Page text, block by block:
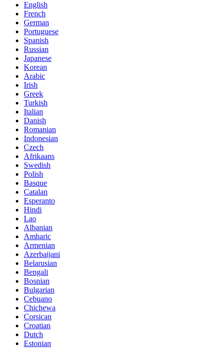
English
French
German
Portuguese
Spanish
Russian
Japanese
Korean
Arabic
Irish
Greek
Turkish
Italian
Danish
Romanian
Indonesian
Czech
Afrikaans
Swedish
Polish
Basque
Catalan
Esperanto
Hindi
Lao
Albanian
Amharic
Armenian
Azerbaijani
Belarusian
Bengali
Bosnian
Bulgarian
Cebuano
Chichewa
Corsican
Croatian
Dutch
Estonian